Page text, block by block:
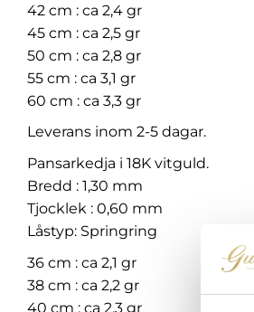
42 cm : ca 2,4 gr
45 cm : ca 2,5 gr
50 cm : ca 2,8 gr
55 cm : ca 3,1 gr
60 cm : ca 3,3 gr
Leverans inom 2-5 dagar.
Pansarkedja i 18K vitguld.
Bredd : 1,30 mm
Tjocklek : 0,60 mm
Låstyp: Springring
36 cm : ca 2,1 gr
38 cm : ca 2,2 gr
40 cm : ca 2,3 gr